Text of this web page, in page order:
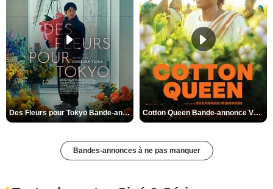
Des Fleurs pour Tokyo Bande-annonce VO STFR Cotton Queen Bande-annonce VO STFR
Bandes-annonces à ne pas manquer